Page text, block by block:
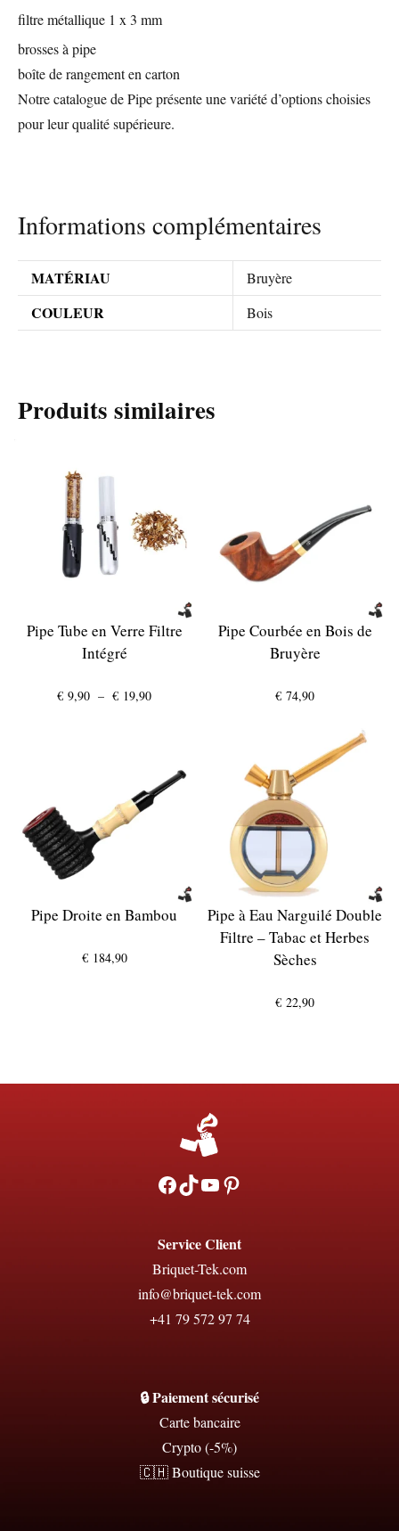
filtre métallique 1 x 3 mm
brosses à pipe
boîte de rangement en carton
Notre catalogue dePipeprésente une variété d’options choisies
pour leur qualité supérieure.
Informations complémentaires
MATÉRIAU Bruyère
COULEUR Bois
Produits similaires
Pipe Tube en Verre Filtre
Intégré
€ 9,90 – € 19,90Plage
Pipe Courbée en Bois de
Bruyère
€ 74,90
Pipe Droite en Bambou
€184,90
Pipe à Eau Narguilé Double
Filtre – Tabac et Herbes
Sèches
€ 22,90
Facebook
TikTokYouTubePinterest
Service Client
Briquet-Tek.com
info@briquet-tek.com
+41 79 572 97 74
🔒 Paiement sécurisé
Carte bancaire
Crypto (-5%)
🇨🇭 Boutique suisse